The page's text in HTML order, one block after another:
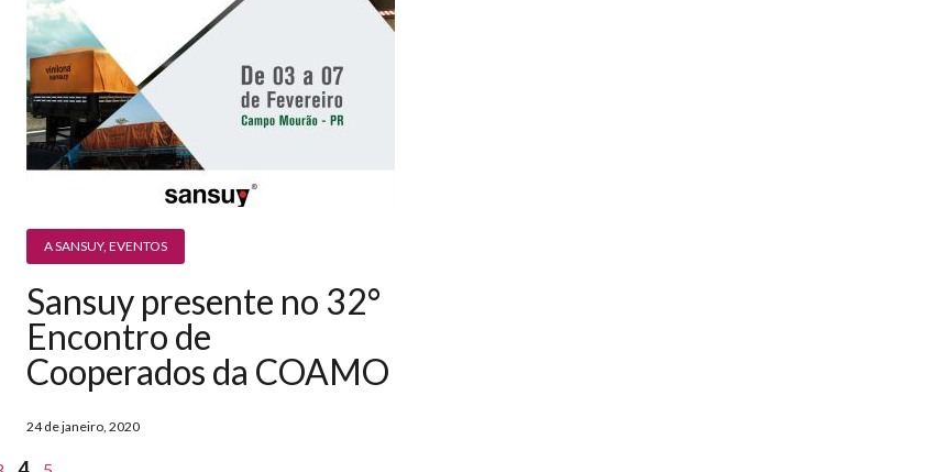
A SANSUY, EVENTOS
Sansuy presente no 32°
Encontro de
Cooperados da COAMO
24 de janeiro, 2020